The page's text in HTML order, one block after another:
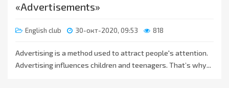
«Advertisements»
English club 30-окт-2020, 09:53 818
Advertising is a method used to attract people's attention.
Advertising influences children and teenagers. That’s why...